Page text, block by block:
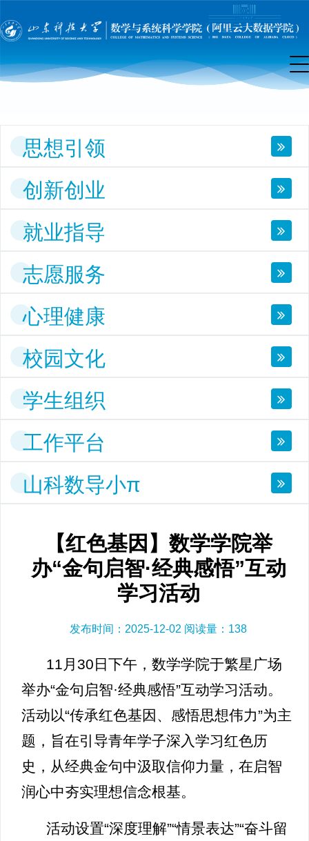
团
作
思想引领
创新创业
就业指导
志愿服务
心理健康
校园文化
学生组织
工作平台
山科数导小π
【红色基因】数学学院举
办“金句启智·经典感悟”互动
学习活动
发布时间：2025-12-02 阅读量： 138
11月30日下午，数学学院于繁星广场
举办“金句启智·经典感悟”互动学习活动。
活动以“传承红色基因、感悟思想伟力”为主
题，旨在引导青年学子深入学习红色历
史，从经典金句中汲取信仰力量，在启智
润心中夯实理想信念根基。
活动设置“深度理解”“情景表达”“奋斗留